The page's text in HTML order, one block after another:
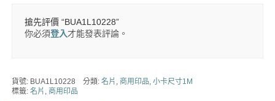
搶先評價 “BUA1L10228”
你必須登入才能發表評論。
貨號: BUA1L10228 分類: 名片 商用印品 小卡尺寸1M
標籤: 名片 商用印品